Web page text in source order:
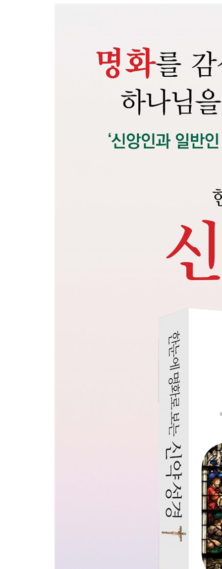
제5장. 예수 그리스도의 죽음과 부활
산헤드린 법정에 선 예수 / 예수를 부인한 베드
수난 / 예수 그리스도의 죽음 / 무덤에서 부활한
제6장. 복음을 전하는 예수 그리스도의 제자들
성령의 임재와 방언 / 앉은뱅이를 고친 베드로